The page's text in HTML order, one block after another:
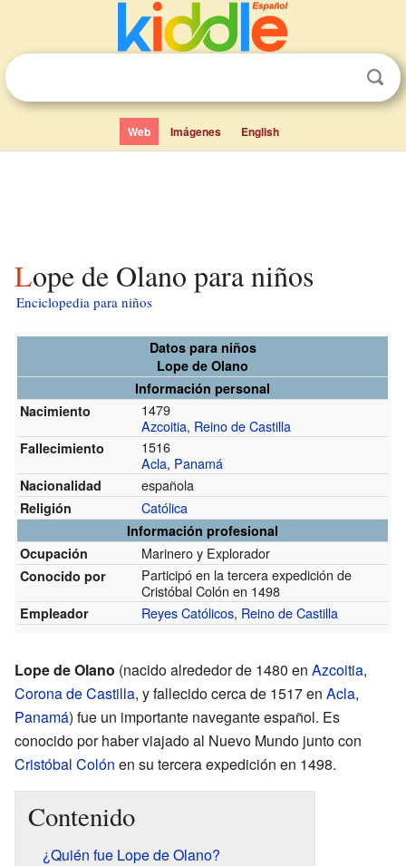
Web Imágenes English
Lope de Olano para niños
Enciclopedia para niños
Datos para niños
Lope de Olano
Información personal
Nacimiento
1479
Azcoitia, Reino de Castilla
Fallecimiento
1516
Acla, Panamá
Nacionalidad española
Religión Católica
Información profesional
Ocupación
Marinero y Explorador
Conocido por
Participó en la tercera expedición de
Cristóbal Colón en 1498
Empleador Reyes Católicos, Reino de Castilla
Lope de Olano (nacido alrededor de 1480 en Azcoitia,
Corona de Castilla, y fallecido cerca de 1517 en Acla,
Panamá) fue un importante navegante español. Es
conocido por haber viajado al Nuevo Mundo junto con
Cristóbal Colón en su tercera expedición en 1498.
Contenido
¿Quién fue Lope de Olano?